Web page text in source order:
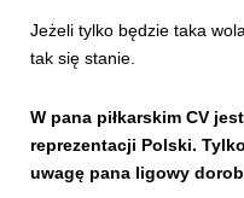
Jeżeli tylko będzie taka
tak się stanie.
W pana piłkarskim CV
reprezentacji Polski.
uwagę pana ligowy